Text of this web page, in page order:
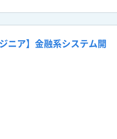
ニア】金融系システム開